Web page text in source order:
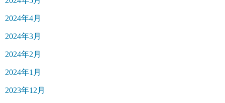
2024年4月
2024年3月
2024年2月
2024年1月
2023年12月